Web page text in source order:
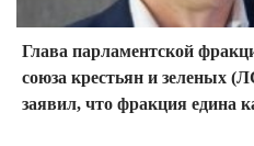
Глава парламентской
союза крестьян и зеленых
заявил, что фракция едина